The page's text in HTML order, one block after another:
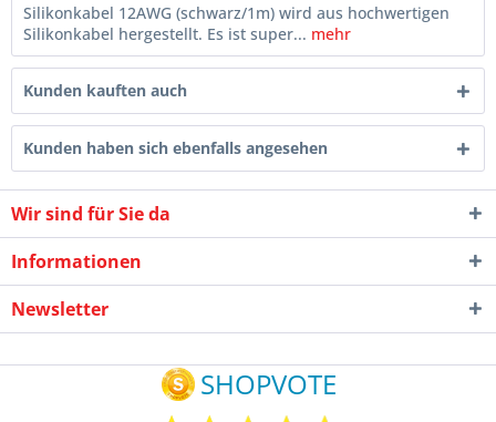
Silikonkabel 12AWG (schwarz/1m) wird aus hochwertigen
Silikonkabel hergestellt. Es ist super... mehr
Kunden kauften auch
Kunden haben sich ebenfalls angesehen
Wir sind für Sie da
Informationen
Newsletter